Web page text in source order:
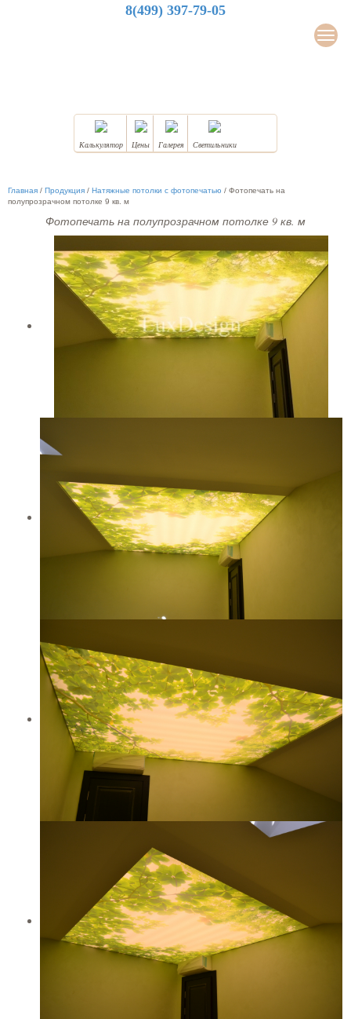
8(499) 397-79-05
Калькулятор Цены Галерея Светильники
Главная / Продукция / Натяжные потолки с фотопечатью / Фотопечать на
полупрозрачном потолке 9 кв. м
Фотопечать на полупрозрачном потолке 9 кв. м